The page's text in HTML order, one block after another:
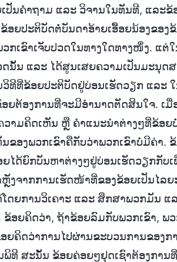
ນຄໍາຖາມ ແລະ ວິຈານໃນທັນທີ, ແລະຂ້
ອຍປະຕິບັດຕໍ່ບັນດາອ້າຍເອື້ອຍນ້ອງຂອ
ເຂົາເຈັບປວດໃນທາງໃດທາງໜຶ່ງ. ແຕ່
ດນັ້ນ ແລະ ໄດ້ສູນເສຍຄວາມເປັນມະນຸ
ທີທີ່ຂ້ອຍປະຕິບັດຢູ່ບ່ອນເຮັດວຽກ ແລະ
ຍຕ້ອງການທີ່ຈະມີອຳນາດຕັດສິນໃຈ. ເ
ວາມຄິດເຫັນ ຫຼື ຄໍາແນະນໍາຕ່າງໆທີ່ຂ້ອ
ອງພວກເຂົາຄືກັບວ່າພວກເຂົາບໍ່ມີຄ່າ.
ໄດ້ຍົກບັນຫາຕ່າງໆຢູ່ບ່ອນເຮັດວຽກກັບ
ງຈາກການເຮັດໜ້າທີ່ຂອງຂ້ອຍເປັນໄລ
ຍການວິເຄາະ ແລະ ສຶກສາພວກມັນ ແ
ອຍຄິດວ່າ, ຖ້າຂ້ອຍລົມກັບພວກເຂົາ, ພ
ຍຄິດວ່າການໄປຜ່ານຂະບວນການຂອງ
ພິທີ ສະນັ້ນ ຂ້ອຍຄ່ອຍໆຢຸດເຊົາຕ້ອງການ